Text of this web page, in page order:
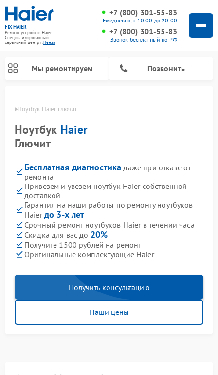
FIX-HAIER
Ремонт устройств Haier
Специализированный
cервисный центр г.Пенза
+7 (800) 301-55-83
Ежедневно, с 10:00 до 20:00
+7 (800) 301-55-83
Звонок бесплатный по РФ
Мы ремонтируем Позвонить
Ноутбук Haier глючит
Ноутбук Haier
Глючит
Бесплатная диагностика даже при отказе от
ремонта
Привезем и увезем ноутбук Haier собственной
доставкой
Гарантия на наши работы по ремонту ноутбуков
Haierдо 3-х лет
Срочный ремонт ноутбуков Haier в течении часа
Скидка для вас до 20%
Получите 1500 рублей на ремонт
Оригинальные комплектующие Haier
Получить консультацию
Наши цены